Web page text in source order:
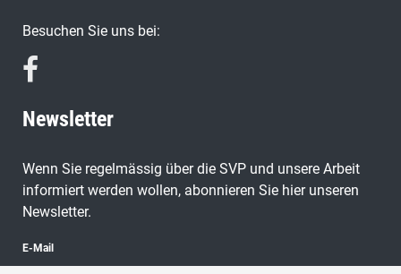
Besuchen Sie uns bei:
Newsletter
Wenn Sie regelmässig über die SVP und unsere Arbeit
informiert werden wollen, abonnieren Sie hier unseren
Newsletter.
E-Mail